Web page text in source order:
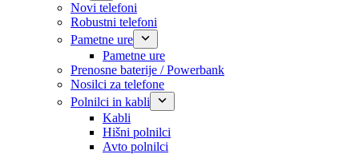
Novi telefoni
Robustni telefoni
Pametne ure
Pametne ure
Prenosne baterije / Powerbank
Nosilci za telefone
Polnilci in kabli
Kabli
Hišni polnilci
Avto polnilci